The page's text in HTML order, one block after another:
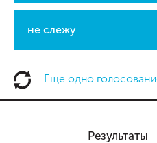
не слежу
Еще одно
Результаты